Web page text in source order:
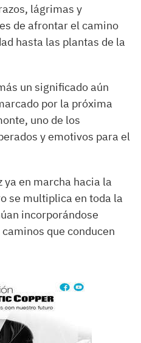
lágrimas y
de afrontar el camino
hasta las plantas de la
un significado aún
por la próxima
uno de los
y emotivos para el
ya en marcha hacia la
se multiplica en toda la
incorporándose
que conducen